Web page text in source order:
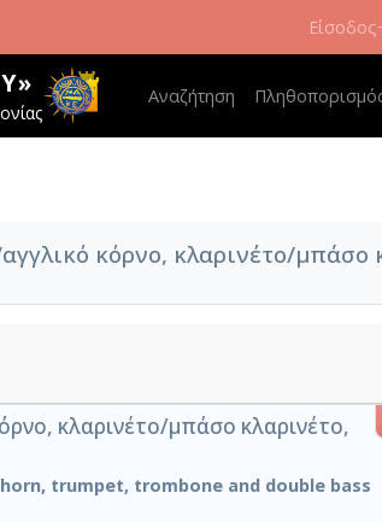
Είσοδος
Main navigation
Αναζήτηση
κόρνο, κλαρινέτο/μπάσο
κλαρινέτο/μπάσο κλαρινέτο,
trumpet, trombone and double bass